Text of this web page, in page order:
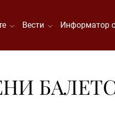
Вести Информатор